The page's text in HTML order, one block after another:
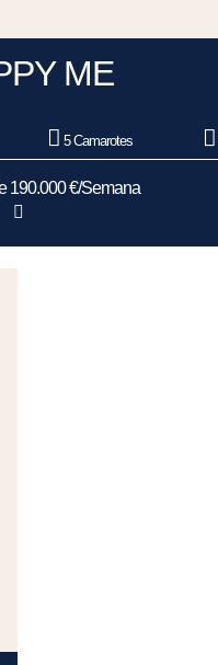
ME
5 Camarotes
190.000 €/Semana